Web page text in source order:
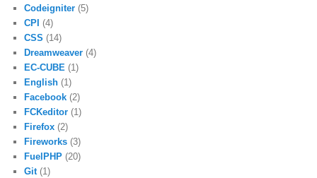
Codeigniter (5)
CPI (4)
CSS (14)
Dreamweaver (4)
EC-CUBE (1)
English (1)
Facebook (2)
FCKeditor (1)
Firefox (2)
Fireworks (3)
FuelPHP (20)
Git(1)